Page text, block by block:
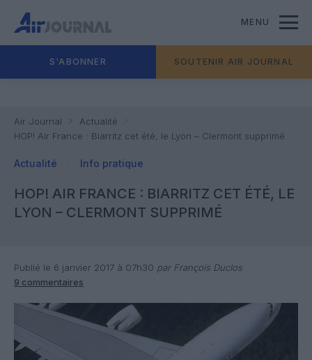
MENU
S'ABONNER SOUTENIR AIR JOURNAL
Air Journal
Actualité
HOP! Air France : Biarritz cet été, le Lyon – Clermont supprimé
Actualité Info pratique
HOP! AIR FRANCE : BIARRITZ CET ÉTÉ, LE
LYON – CLERMONT SUPPRIMÉ
Publié le 6 janvier 2017 à 07h30 par François Duclos
9 commentaires